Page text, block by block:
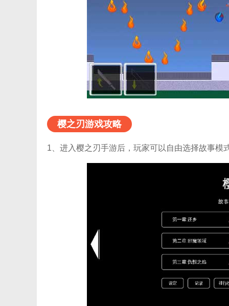
樱之刃游戏攻略
1、进入樱之刃手游后，玩家可以自由选择故事模